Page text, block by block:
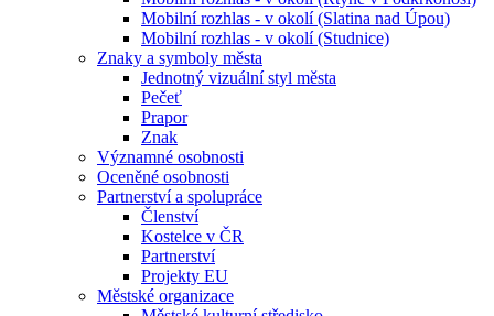
Mobilní rozhlas - v okolí (Slatina nad Úpou)
Mobilní rozhlas - v okolí (Studnice)
Znaky a symboly města
Jednotný vizuální styl města
Pečeť
Prapor
Znak
Významné osobnosti
Oceněné osobnosti
Partnerství a spolupráce
Členství
Kostelce v ČR
Partnerství
Projekty EU
Městské organizace